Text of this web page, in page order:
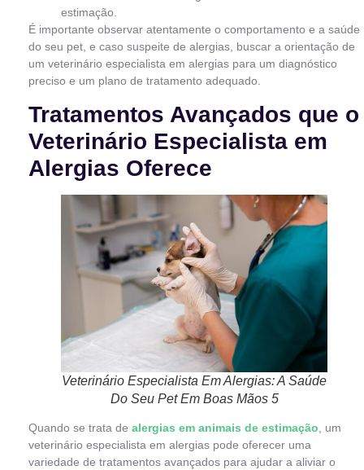
estimação.
É importante observar atentamente o comportamento e a saúde
do seu pet, e caso suspeite de alergias, buscar a orientação de
um veterinário especialista em alergias para um diagnóstico
preciso e um plano de tratamento adequado.
Tratamentos Avançados que o
Veterinário Especialista em
Alergias Oferece
Veterinário Especialista Em Alergias: A Saúde
Do Seu Pet Em Boas Mãos 5
Quando se trata de alergias em animais de estimação , um
veterinário especialista em alergias pode oferecer uma
variedade de tratamentos avançados para ajudar a aliviar o